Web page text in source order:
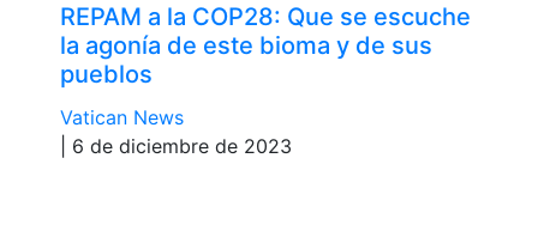
REPAM a la COP28: Que se escuche
la agonía de este bioma y de sus
pueblos
Vatican News
| 6 de diciembre de 2023